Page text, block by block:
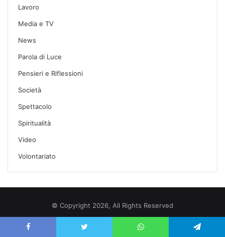
Lavoro
Media e TV
News
Parola di Luce
Pensieri e Riflessioni
Società
Spettacolo
Spiritualità
Video
Volontariato
© Copyright 2026, All Rights Reserved